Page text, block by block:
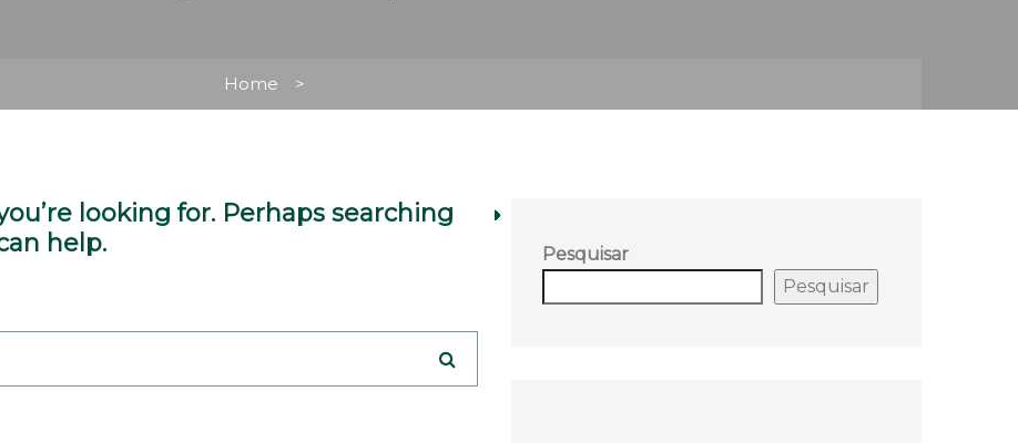
Home
looking for. Perhaps searching
help.
Pesquisar
Pesquisar